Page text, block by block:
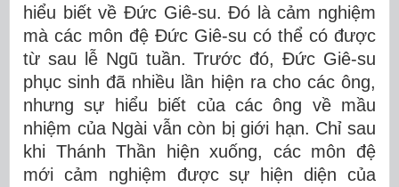
hiểu biết về Đức Giê-su. Đó là cảm nghiệm
mà các môn đệ Đức Giê-su có thể có được
từ sau lễ Ngũ tuần. Trước đó, Đức Giê-su
phục sinh đã nhiều lần hiện ra cho các ông,
nhưng sự hiểu biết của các ông về mầu
nhiệm của Ngài vẫn còn bị giới hạn. Chỉ sau
khi Thánh Thần hiện xuống, các môn đệ
mới cảm nghiệm được sự hiện diện của